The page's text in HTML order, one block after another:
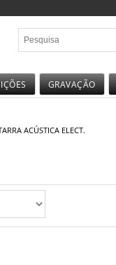
GRAVAÇÃO
ACÚSTICA ELECT.